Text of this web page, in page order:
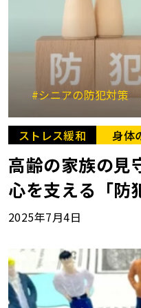
#シニアの防犯対策
ストレス緩和 身体
高齢の家族の見
心を支える「防
2025年7月4日